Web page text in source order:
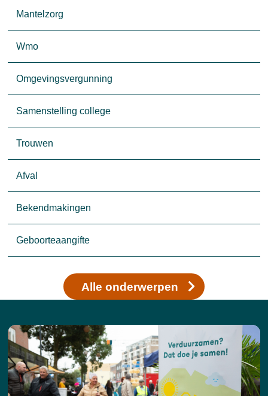
Mantelzorg
Wmo
Omgevingsvergunning
Samenstelling college
Trouwen
Afval
Bekendmakingen
Geboorteaangifte
Alle onderwerpen